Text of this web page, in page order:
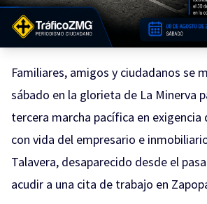
Familiares, amigos y ciudadanos se
sábado en la glorieta de La Minerva
tercera marcha pacífica en exigencia
con vida del empresario e
Talavera, desaparecido desde el
acudir a una cita de trabajo en